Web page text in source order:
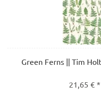
Green Ferns || Tim
21,65 € *